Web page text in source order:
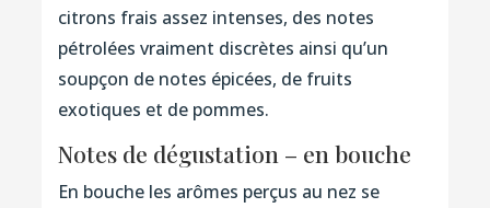
citrons frais assez intenses, des notes
pétrolées vraiment discrètes ainsi qu’un
soupçon de notes épicées, de fruits
exotiques et de pommes.
Notes de dégustation – en bouche
En bouche les arômes perçus au nez se